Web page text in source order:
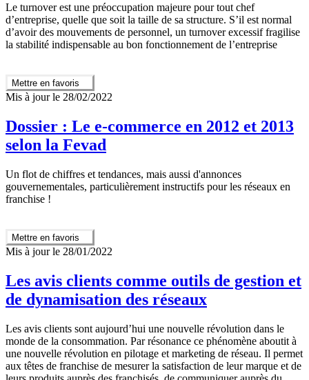
Le turnover est une préoccupation majeure pour tout chef
d’entreprise, quelle que soit la taille de sa structure. S’il est normal
d’avoir des mouvements de personnel, un turnover excessif fragilise
la stabilité indispensable au bon fonctionnement de l’entreprise
Mettre en favoris
Mis à jour le 28/02/2022
Dossier : Le e-commerce en 2012 et 2013
selon la Fevad
Un flot de chiffres et tendances, mais aussi d'annonces
gouvernementales, particulièrement instructifs pour les réseaux en
franchise !
Mettre en favoris
Mis à jour le 28/01/2022
Les avis clients comme outils de gestion et
de dynamisation des réseaux
Les avis clients sont aujourd’hui une nouvelle révolution dans le
monde de la consommation. Par résonance ce phénomène aboutit à
une nouvelle révolution en pilotage et marketing de réseau. Il permet
aux têtes de franchise de mesurer la satisfaction de leur marque et de